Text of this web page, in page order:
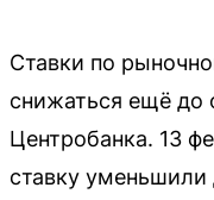
Ставки по
снижаться ещё до
Центробанка. 13
ставку уменьшили